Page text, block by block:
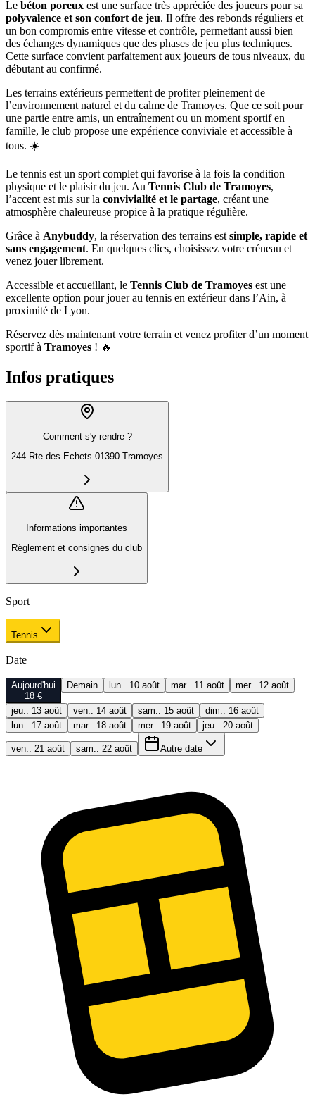
Le béton poreux est une surface très appréciée des joueurs pour sa
polyvalence et son confort de jeu. Il offre des rebonds réguliers et
un bon compromis entre vitesse et contrôle, permettant aussi bien
des échanges dynamiques que des phases de jeu plus techniques.
Cette surface convient parfaitement aux joueurs de tous niveaux, du
débutant au confirmé.
Les terrains extérieurs permettent de profiter pleinement de
l’environnement naturel et du calme de Tramoyes. Que ce soit pour
une partie entre amis, un entraînement ou un moment sportif en
famille, le club propose une expérience conviviale et accessible à
tous. ☀️
Le tennis est un sport complet qui favorise à la fois la condition
physique et le plaisir du jeu. Au Tennis Club de Tramoyes,
l’accent est mis sur la convivialité et le partage, créant une
atmosphère chaleureuse propice à la pratique régulière.
Grâce à Anybuddy, la réservation des terrains est simple, rapide et
sans engagement. En quelques clics, choisissez votre créneau et
venez jouer librement.
Accessible et accueillant, le Tennis Club de Tramoyes est une
excellente option pour jouer au tennis en extérieur dans l’Ain, à
proximité de Lyon.
Réservez dès maintenant votre terrain et venez profiter d’un moment
sportif à Tramoyes ! 🔥
Infos pratiques
Comment s'y rendre ?
244 Rte des Echets 01390 Tramoyes
Informations importantes
Règlement et consignes du club
Sport
Tennis
Date
Aujourd'hui
18 €
Demain lun.. 10 août mar.. 11 août mer.. 12 août
jeu.. 13 août ven.. 14 août sam.. 15 août
dim.. 16 août
lun.. 17 août
mar.. 18 août mer.. 19 août jeu.. 20 août
ven.. 21 août sam.. 22 août Autre date